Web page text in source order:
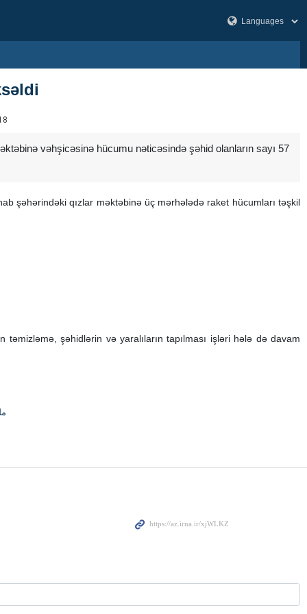
vəhşicəsinə hücumu nəticəsində şəhid olanların sayı 57
şəhərindəki qızlar məktəbinə üç mərhələdə raket hücumları təşkil
təmizləmə, şəhidlərin və yaralıların tapılması işləri hələ də davam